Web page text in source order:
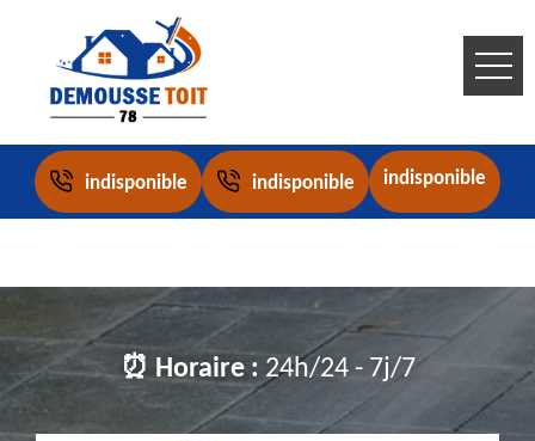
indisponible indisponible indisponible
⏰ Horaire : 24h/24 - 7j/7